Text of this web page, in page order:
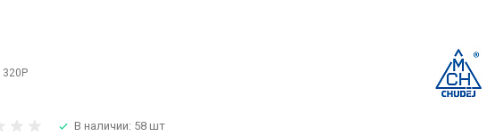
320P
В наличии: 58 шт